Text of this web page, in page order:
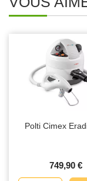
Polti Cimex
749,90 €